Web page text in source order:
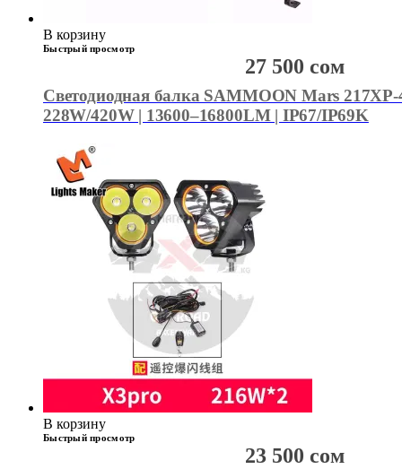
В корзину
Быстрый просмотр
Светодиодная балка SAMMOON Mars 217XP-
228W/420W | 13600–16800LM | IP67/IP69K
27 500 сом
В корзину
Быстрый просмотр
23 500 сом